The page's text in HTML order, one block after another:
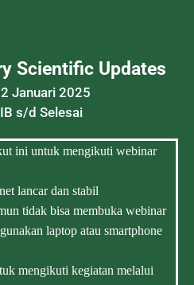
Scientific Updates
Januari 2025
s/d Selesai
ini untuk mengikuti webinar
lancar dan stabil
tidak bisa membuka webinar
laptop atau smartphone
mengikuti kegiatan melalui